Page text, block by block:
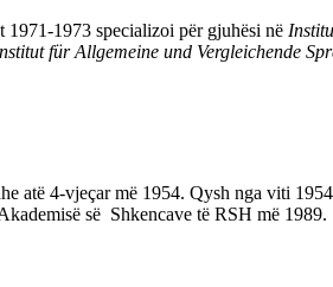
1973 specializoi për gjuhësi në
für Allgemeine und Vergleichende
4-vjeçar më 1954. Qysh nga viti
së Shkencave të RSH më 1989.